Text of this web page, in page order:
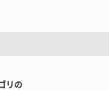
リの